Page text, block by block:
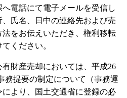
電話にて電子メールを受信し
氏名、日中の連絡先および売
をお伝えいただき、権利移転
ください。
財産売却においては、平成26
務提要の制定について（事務運
より、国土交通省に登録の必